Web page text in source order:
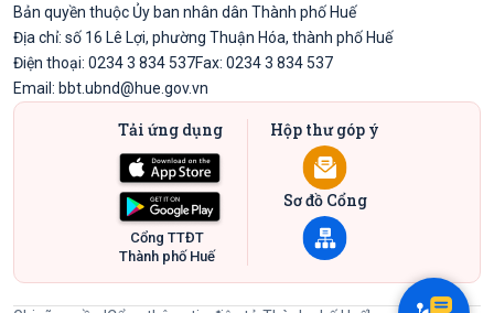
Bản quyền thuộc Ủy ban nhân dân Thành phố Huế
Địa chỉ: số 16 Lê Lợi, phường Thuận Hóa, thành phố Huế
Điện thoại: 0234 3 834 537Fax: 0234 3 834 537
Email: bbt.ubnd@hue.gov.vn
Tải ứng dụng
Cổng TTĐT
Thành phố Huế
Hộp thư góp ý
Sơ đồ Cổng